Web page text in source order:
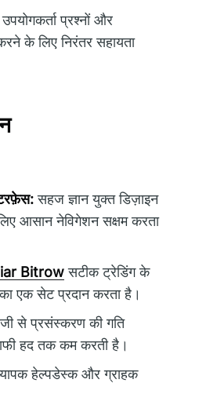
उपयोगकर्ता प्रश्नों और
के लिए निरंतर सहायता
सहज ज्ञान युक्त डिज़ाइन
आसान नेविगेशन सक्षम करता
Bitrowसटीक ट्रेडिंग के
एक सेट प्रदान करता है।
से प्रसंस्करण की गति
हद तक कम करती है।
हेल्पडेस्क और ग्राहक